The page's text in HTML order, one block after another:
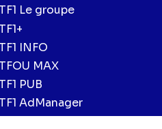
TF1 Le groupe
TF1+
TF1 INFO
TFOU MAX
TF1 PUB
TF1 AdManager